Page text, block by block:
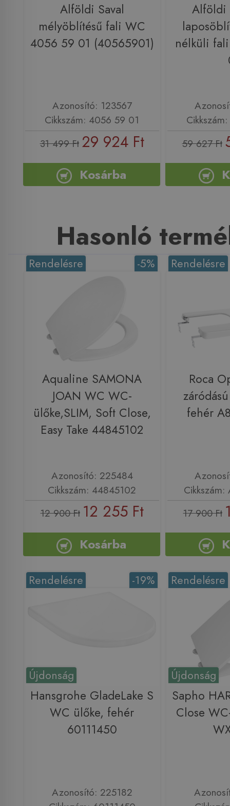
Alföldi Saval
mélyöblítésű fali WC
4056 59 01 (40565901)
Azonosító: 123567
Cikkszám: 4056 59 01
31 499 Ft 29 924 Ft
Kosárba
Alföldi
nélküli
59 627 Ft
Hasonló
-5%
Rendelésre
Aqualine SAMONA
JOAN WC WC-
ülőke,SLIM, Soft Close,
Easy Take 44845102
Azonosító: 225484
Cikkszám: 44845102
12 900 Ft 12 255 Ft
Kosárba
Rendelésre
Roca
fehér
17 900 Ft
Újdonság
-19%
Rendelésre
Hansgrohe GladeLake S
WC ülőke, fehér
60111450
Azonosító: 225182
Újdonság
Rendelésre
Sapho
Close